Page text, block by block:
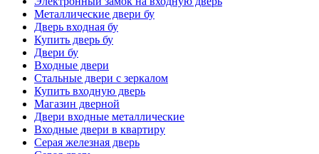
Металлические двери бу
Дверь входная бу
Купить дверь бу
Двери бу
Входные двери
Стальные двери с зеркалом
Купить входную дверь
Магазин дверной
Двери входные металлические
Входные двери в квартиру
Серая железная дверь